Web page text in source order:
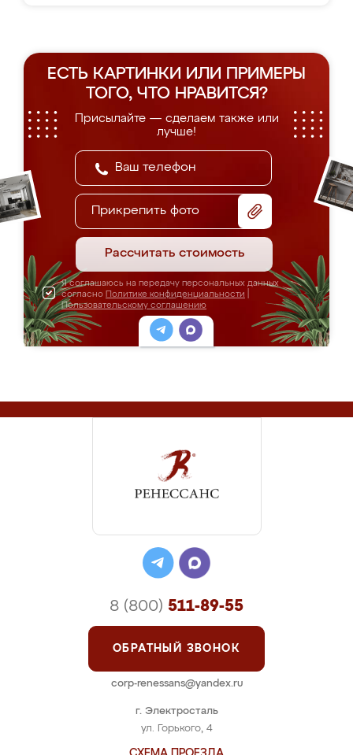
ЕСТЬ КАРТИНКИ ИЛИ ПРИМЕРЫ
ТОГО, ЧТО НРАВИТСЯ?
Присылайте — сделаем также или
лучше!
Прикрепить фото
Рассчитать стоимость
Я соглашаюсь на передачу персональных данных
согласно Политике конфиденциальности
Пользовательскому соглашению
г. Электросталь
ул. Горького, 4
8 (800) 511-89-55
ОБРАТНЫЙ ЗВОНОК
corp-renessans@yandex.ru